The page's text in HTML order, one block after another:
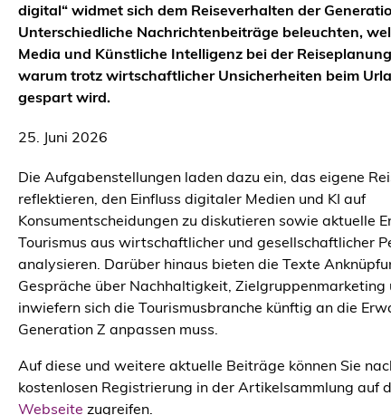
digital“ widmet sich dem Reiseverhalten der
Unterschiedliche Nachrichtenbeiträge beleuchten,
Media und Künstliche Intelligenz bei der
warum trotz wirtschaftlicher Unsicherheiten beim
gespart wird.
25. Juni 2026
Die Aufgabenstellungen laden dazu ein, das eigene
reflektieren, den Einfluss digitaler Medien und KI auf
Konsumentscheidungen zu diskutieren sowie aktuelle
Tourismus aus wirtschaftlicher und gesellschaftlicher
analysieren. Darüber hinaus bieten die Texte
Gespräche über Nachhaltigkeit, Zielgruppenmarketing
inwiefern sich die Tourismusbranche künftig an die
Generation Z anpassen muss.
Auf diese und weitere aktuelle Beiträge können Sie
kostenlosen Registrierung in der Artikelsammlung auf
Webseite zugreifen.